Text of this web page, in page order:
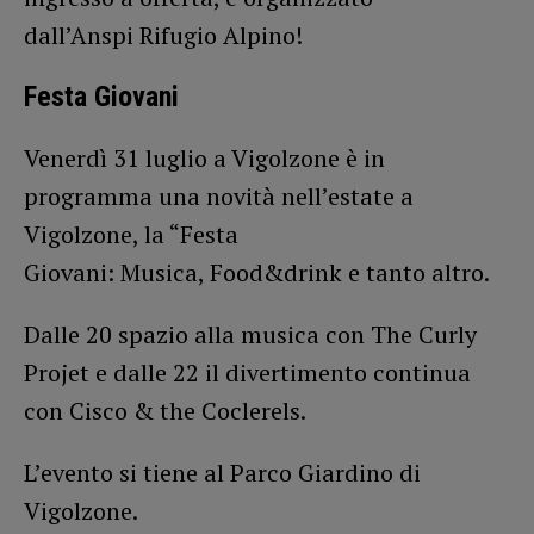
dall’Anspi Rifugio Alpino!
Festa Giovani
Venerdì 31 luglio a Vigolzone è in
programma una novità nell’estate a
Vigolzone, la “Festa
Giovani: Musica, Food&drink e tanto altro.
Dalle 20 spazio alla musica con The Curly
Projet e dalle 22 il divertimento continua
con Cisco & the Coclerels.
L’evento si tiene al Parco Giardino di
Vigolzone.